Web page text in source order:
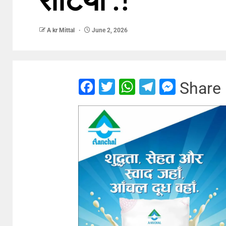
A kr Mittal June 2, 2026
Facebook
Twitter
WhatsApp
Telegram
Share